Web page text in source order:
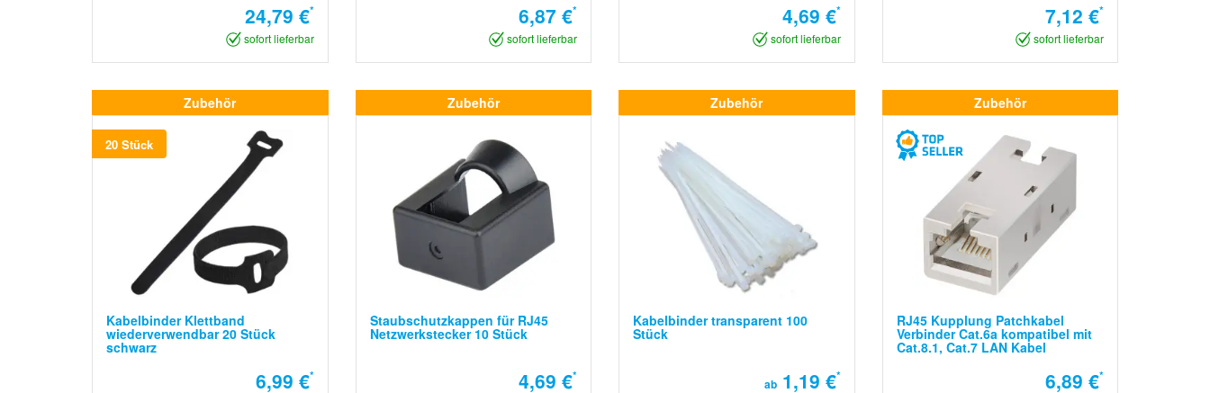
24,79 €*
sofort lieferbar
6,87 €*
sofort lieferbar
4,69 €*
sofort lieferbar
7,12 €*
sofort lieferbar
Zubehör
20 Stück
Kabelbinder Klettband
wiederverwendbar 20 Stück
schwarz
6,99 €*
Zubehör
Staubschutzkappen für RJ45
Netzwerkstecker 10 Stück
4,69 €*
Zubehör
Kabelbinder transparent 100
Stück
ab1,19 €*
Zubehör
RJ45 Kupplung Patchkabel
Verbinder Cat.6a kompatibel mit
Cat.8.1, Cat.7 LAN Kabel
6,89 €*